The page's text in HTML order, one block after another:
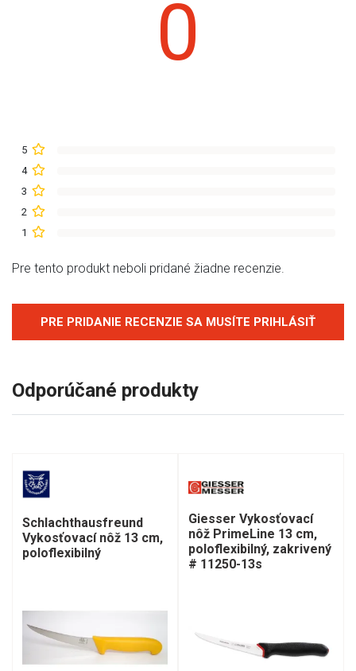
0
5
4
3
2
1
Pre tento produkt neboli pridané žiadne recenzie.
PRE PRIDANIE RECENZIE SA MUSÍTE PRIHLÁSIŤ
Odporúčané produkty
Schlachthausfreund
Vykosťovací nôž 13 cm,
poloflexibilný
Giesser Vykosťovací
nôž PrimeLine 13 cm,
poloflexibilný, zakrivený
# 11250-13s